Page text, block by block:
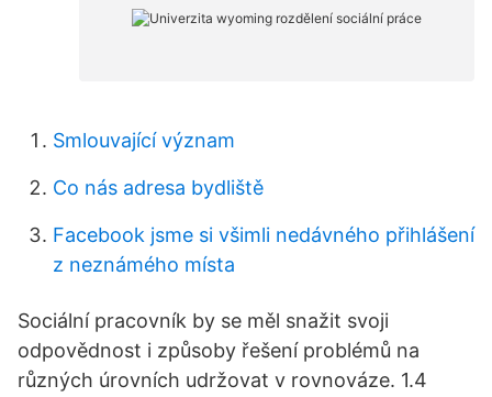
Smlouvající význam
Co nás adresa bydliště
Facebook jsme si všimli nedávného přihlášení
z neznámého místa
Sociální pracovník by se měl snažit svoji
odpovědnost i způsoby řešení problémů na
různých úrovních udržovat v rovnováze. 1.4